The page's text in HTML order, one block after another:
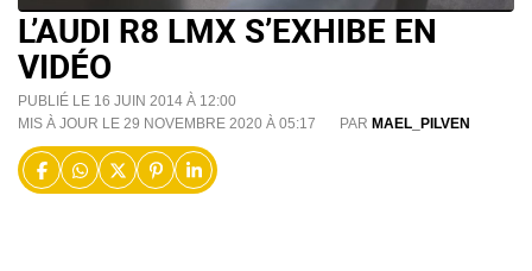
L’AUDI R8 LMX S’EXHIBE EN
VIDÉO
PUBLIÉ LE 16 JUIN 2014 À 12:00
MIS À JOUR LE 29 NOVEMBRE 2020 À 05:17
PAR MAEL_PILVEN